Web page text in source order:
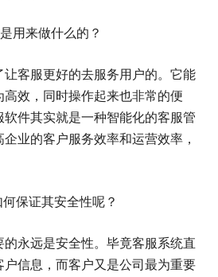
用来做什么的？
让客服更好的去服务用户的。它能
效，同时操作起来也非常的便
件其实就是一种智能化的客服管
业的客户服务效率和运营效率，
保证其安全性呢？
的永远是安全性。毕竟客服系统直
信息，而客户又是公司最为重要